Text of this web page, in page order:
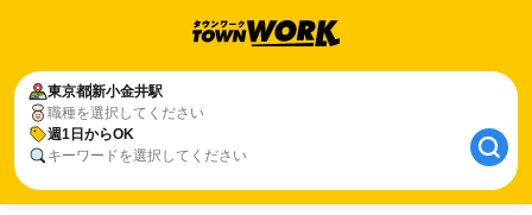
東京都新小金井駅
職種を選択してください
週1日からOK
キーワードを選択してください